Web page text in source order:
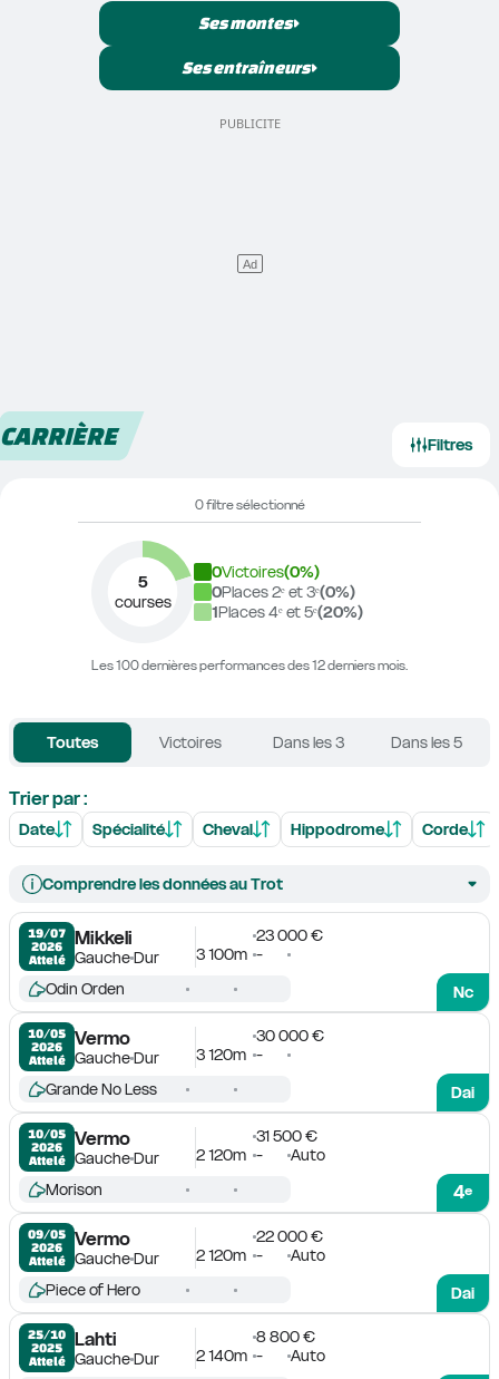
Ses montes
Ses entraîneurs
CARRIÈRE Filtres
0 filtre sélectionné
5
courses
0Victoires(0%)
0Places 2ᵉ et 3ᵉ(0%)
1Places 4ᵉ et 5ᵉ(20%)
Les 100 dernières performances des 12 derniers mois.
Toutes Victoires Dans les 3 Dans les 5
Trier par :
Date Spécialité Cheval Hippodrome Corde
Comprendre les données au Trot
19/07
2026
Attelé
Mikkeli
GaucheDur
23 000 €
3 100m -
Nc
Odin Orden
10/05
2026
Attelé
Vermo
GaucheDur
30 000 €
3 120m -
Dai
Grande No Less
10/05
2026
Attelé
Vermo
GaucheDur
31 500 €
2 120m - Auto
4e
Morison
09/05
2026
Attelé
Vermo
GaucheDur
22 000 €
2 120m -
Auto
Dai
Piece of Hero
25/10
2025
Attelé
Lahti
GaucheDur
8 800 €
2 140m - Auto